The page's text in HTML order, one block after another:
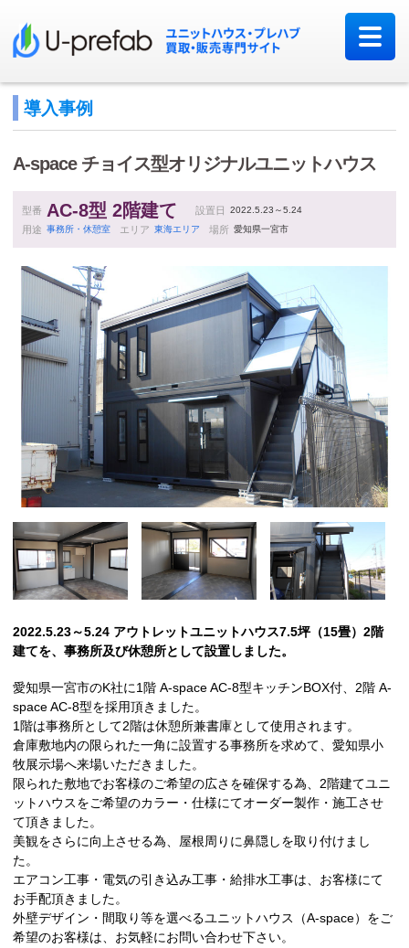
導入事例
A-space チョイス型オリジナルユニットハウス
型番 AC-8型 2階建て 設置日 2022.5.23～5.24
用途 事務所・休憩室 エリア 東海エリア 場所 愛知県一宮市
2022.5.23～5.24 アウトレットユニットハウス7.5坪（15畳）2階
建てを、事務所及び休憩所として設置しました。
愛知県一宮市のK社に1階 A-space AC-8型キッチンBOX付、2階 A-
space AC-8型を採用頂きました。
1階は事務所として2階は休憩所兼書庫として使用されます。
倉庫敷地内の限られた一角に設置する事務所を求めて、愛知県小
牧展示場へ来場いただきました。
限られた敷地でお客様のご希望の広さを確保する為、2階建てユニ
ットハウスをご希望のカラー・仕様にてオーダー製作・施工させ
て頂きました。
美観をさらに向上させる為、屋根周りに鼻隠しを取り付けまし
た。
エアコン工事・電気の引き込み工事・給排水工事は、お客様にて
お手配頂きました。
外壁デザイン・間取り等を選べるユニットハウス（A-space）をご
希望のお客様は、お気軽にお問い合わせ下さい。